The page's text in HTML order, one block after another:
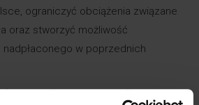
ograniczyć obciążenia związane
oraz stworzyć możliwość
w poprzednich
szczególne znaczenie dla